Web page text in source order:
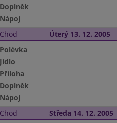
Doplněk
Nápoj
Chod Úterý 13. 12. 2005
Polévka
Jídlo
Příloha
Doplněk
Nápoj
Chod Středa 14. 12. 2005